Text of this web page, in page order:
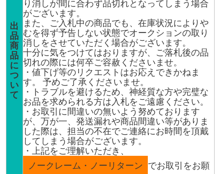
出
品
商
品
に
つ
い
て
り消しが間に合わず品切れとなってしまう場合
がございます。
また、ご入札中の商品でも、在庫状況によりや
むを得ず予告しない状態でオークションの取り
消しをさせていただく場合がございます。
十分に気をつけてはおりますが、ご落札後の品
切れの際には何卒ご容赦くださいませ。
・値下げ等のリクエストはお応えできかねま
す。 予めご了承くださいませ。
・トラブルを避けるため、神経質な方や完璧な
お品を求められる方は入札をご遠慮ください。
・お取引に間違いの無いよう努めております
が、万が一、発送漏れや商品間違い等がありま
した際は、担当の不在でご連絡にお時間を頂戴
してしまう場合がございます。
・上記をご理解いただき、
ノークレーム・ノーリターン でお取引をお願